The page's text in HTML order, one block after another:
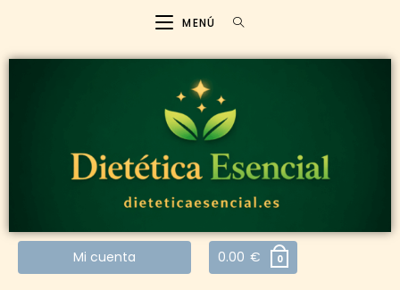
MENÚ
Mi cuenta 0.00 € 0